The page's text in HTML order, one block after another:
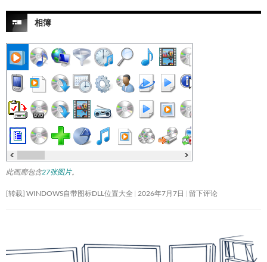
相簿
此画廊包含27张图片。
[转载] WINDOWS自带图标DLL位置大全 2026年7月7日 留下评论